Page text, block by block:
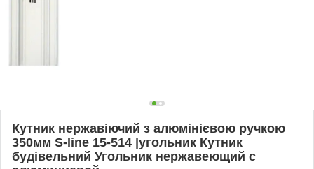
Кутник нержавіючий з алюмінієвою ручкою
350мм S-line 15-514 |угольник Кутник
будівельний Угольник нержавеющий с